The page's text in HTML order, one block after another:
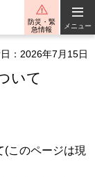
防災・緊
急情報
メニュー
：2026年7月15日
いて
(このページは現